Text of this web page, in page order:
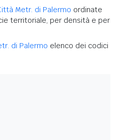
Metr. di Palermo ordinate
territoriale, per densità e per
di Palermo elenco dei codici